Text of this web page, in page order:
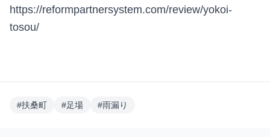
https://reformpartnersystem.com/review/yokoi-
tosou/
#扶桑町 #足場 #雨漏り